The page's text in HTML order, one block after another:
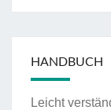
HANDBUCH
Leicht